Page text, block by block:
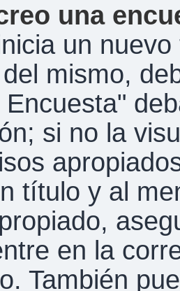
una
un
mismo,
si no la
título y al
en la
También